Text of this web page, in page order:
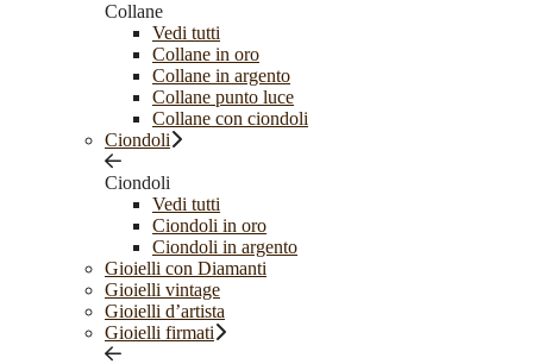
Collane
Vedi tutti
Collane in oro
Collane in argento
Collane punto luce
Collane con ciondoli
Ciondoli
Ciondoli
Vedi tutti
Ciondoli in oro
Ciondoli in argento
Gioielli con Diamanti
Gioielli vintage
Gioielli d’artista
Gioielli firmati